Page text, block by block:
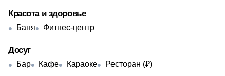
Красота и здоровье
Баня Фитнес-центр
Досуг
Бар Кафе Караоке Ресторан (₽)